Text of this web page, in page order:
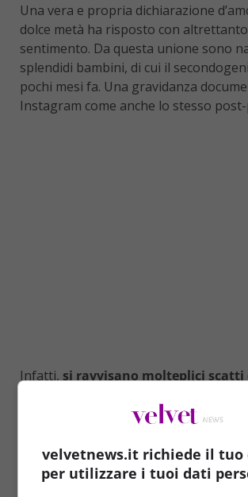
Una vera e propria dichiarazione
dolce metà ha risposto con
sentimento. Da questa unione sono
splendidi bambini, di cui il
pochi mesi fa. Una gravidanza
Instagram come anche lo stesso
Infatti, si ravvisano molteplici scatti
piccolino, sfoggiando una forma
magie si celino dietro. Ma la risposta è
proprio la diretta interessata a
velvetnews.it richiede il tuo
per utilizzare i tuoi dati